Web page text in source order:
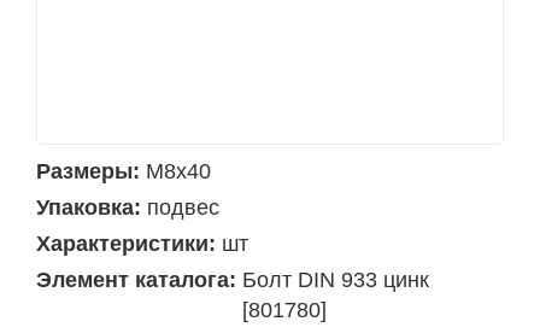
Размеры: М8х40
Упаковка: подвес
Характеристики: шт
Элемент каталога: Болт DIN 933 цинк
[801780]